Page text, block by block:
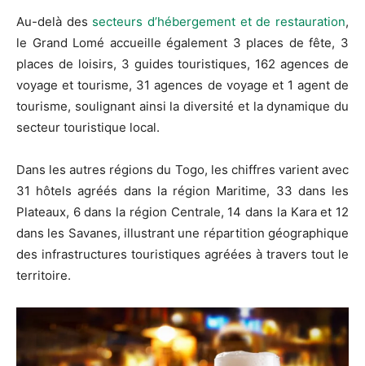
Au-delà des secteurs d’hébergement et de restauration,
le Grand Lomé accueille également 3 places de fête, 3
places de loisirs, 3 guides touristiques, 162 agences de
voyage et tourisme, 31 agences de voyage et 1 agent de
tourisme, soulignant ainsi la diversité et la dynamique du
secteur touristique local.
Dans les autres régions du Togo, les chiffres varient avec
31 hôtels agréés dans la région Maritime, 33 dans les
Plateaux, 6 dans la région Centrale, 14 dans la Kara et 12
dans les Savanes, illustrant une répartition géographique
des infrastructures touristiques agréées à travers tout le
territoire.